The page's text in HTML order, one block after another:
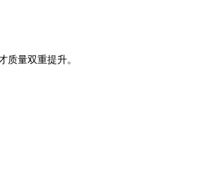
量双重提升。